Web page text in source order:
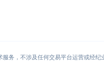
务，不涉及任何交易平台运营或经